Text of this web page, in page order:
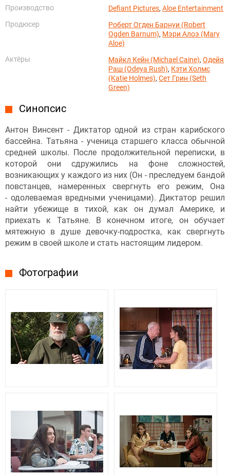
Производство
Defiant Pictures,Aloe Entertainment
Продюсер
Роберт Огден Барнуи (Robert
Ogden Barnum), Мэри Алоэ (Mary
Aloe)
Актёры
Майкл Кейн (Michael Caine),Одейя
Раш (Odeya Rush), Кэти Холмс
(Katie Holmes),Сет Грин (Seth
Green)
Синопсис
Антон Винсент - Диктатор одной из стран карибского
бассейна. Татьяна - ученица старшего класса обычной
средней школы. После продолжительной переписки, в
которой они сдружились на фоне сложностей,
возникающих у каждого из них (Он - преследуем бандой
повстанцев, намеренных свергнуть его режим, Она
- одолеваемая вредными ученицами). Диктатор решил
найти убежище в тихой, как он думал Америке, и
приехать к Татьяне. В конечном итоге, он обучает
мятежную в душе девочку-подростка, как свергнуть
режим в своей школе и стать настоящим лидером.
Фотографии